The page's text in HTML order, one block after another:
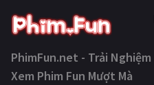
PhimFun.net - Trải Nghiệm
Xem Phim Fun Mượt Mà